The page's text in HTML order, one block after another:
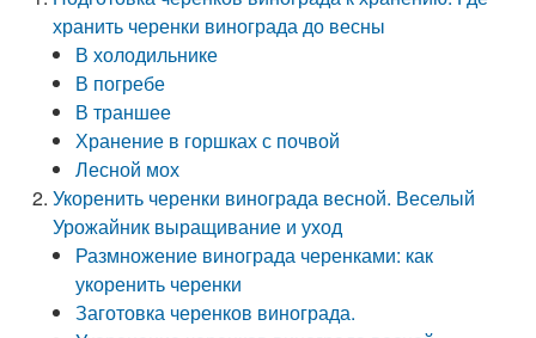
хранить черенки винограда до весны
В холодильнике
В погребе
В траншее
Хранение в горшках с почвой
Лесной мох
Укоренить черенки винограда весной. Веселый
Урожайник выращивание и уход
Размножение винограда черенками: как
укоренить черенки
Заготовка черенков винограда.